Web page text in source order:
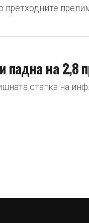
претходните
падна на 2,8
стапка на